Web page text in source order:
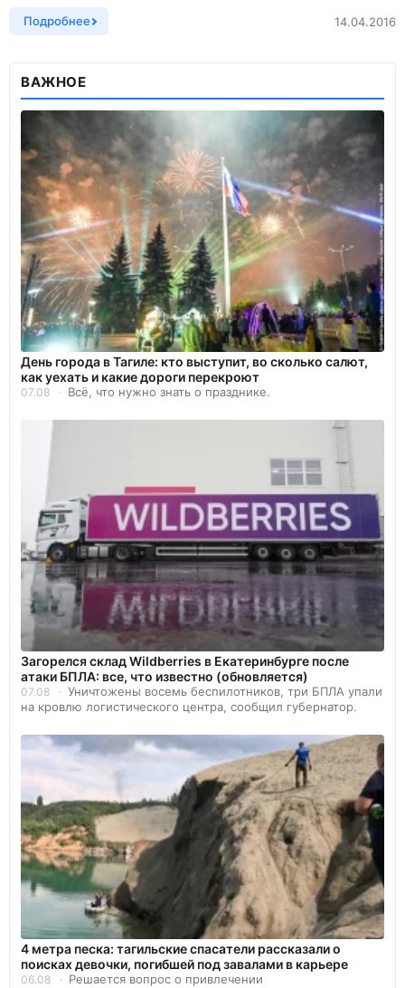
Подробнее 14.04.2016
ВАЖНОЕ
День города в Тагиле: кто выступит, во сколько салют,
как уехать и какие дороги перекроют
07.08 Всё, что нужно знать о празднике.
Загорелся склад Wildberries в Екатеринбурге после
атаки БПЛА: все, что известно (обновляется)
07.08
Уничтожены восемь беспилотников, три БПЛА упали
на кровлю логистического центра, сообщил губернатор.
4 метра песка: тагильские спасатели рассказали о
поисках девочки, погибшей под завалами в карьере
06.08
Решается вопрос о привлечении